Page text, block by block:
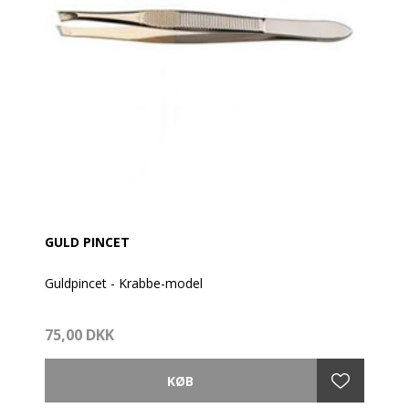
GULD PINCET
Guldpincet - Krabbe-model
laver et sidste finish efter.
75,00 DKK